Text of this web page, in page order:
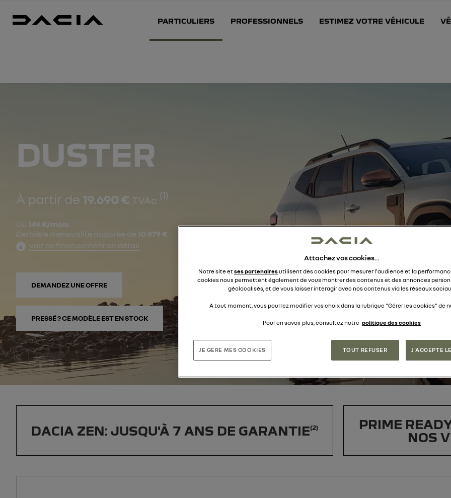
PARTICULIERS PROFESSIONNELS ESTIMEZ VOTRE VÉHICULE
DUSTER
À partir de 19.690 € TVAc (1)
Ou 149 €/mois
Dernière mensualité majorée de 10.979 €
i voir ce financement en détail
DEMANDEZ UNE OFFRE
PRESSÉ ? CE MODÈLE EST EN STOCK
DACIA ZEN: JUSQU'À 7 ANS DE GARANTIE(2)
PRIME
NOS
Attachez vos cookies…
Notre site etses partenairesutilisent des cookies pour mesurer l'audience et la
cookies nous permettent également de vous montrer des contenus et des annonces
géolocalisés, et de vous laisser interagir avec nos contenus via les réseaux
A tout moment, vous pourrez modifier vos choix dans la rubrique "Gérer les cookies" de
Pour en savoir plus, consultez notre politique des cookies
JE GERE MES COOKIES TOUT REFUSER J'ACCEPTE